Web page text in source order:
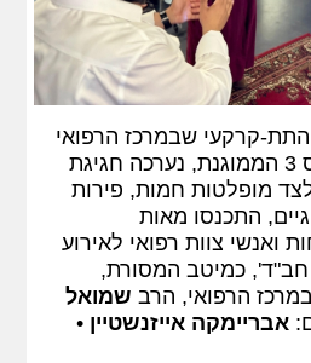
קרקעי שבמרכז הרפואי
רמב"ם, בקומה מינוס 3 הממוגנת, נערכה חגיגת
מופלטות חמות, פירות
התכנסו מאות
ואנשי צוות רפואי לאירוע
כמיטב המסורת,
הרפואי, הרב שמואל
אבריימקה אייזנשטיין •